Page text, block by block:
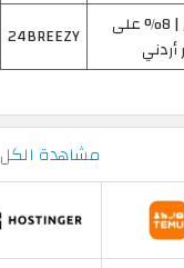
كوبون خصم يس ستايل | 8% على
24BREEZY
مشاهدة الكل